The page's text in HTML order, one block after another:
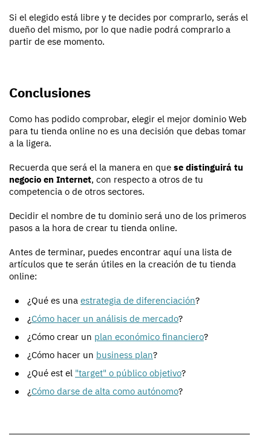
Si el elegido está libre y te decides por comprarlo, serás el
dueño del mismo, por lo que nadie podrá comprarlo a
partir de ese momento.
Conclusiones
Como has podido comprobar, elegir el mejor dominio Web
para tu tienda online no es una decisión que debas tomar
a la ligera.
Recuerda que será el la manera en que se distinguirá tu
negocio en Internet, con respecto a otros de tu
competencia o de otros sectores.
Decidir el nombre de tu dominio será uno de los primeros
pasos a la hora de crear tu tienda online.
Antes de terminar, puedes encontrar aquí una lista de
artículos que te serán útiles en la creación de tu tienda
online:
¿Qué es una estrategia de diferenciación?
¿Cómo hacer un análisis de mercado?
¿Cómo crear un plan económico financiero?
¿Cómo hacer un business plan?
¿Qué est el "target" o público objetivo?
¿Cómo darse de alta como autónomo?